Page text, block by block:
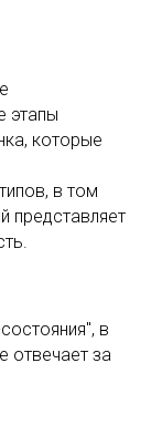
этапы
которые
в том
представляет
в
отвечает за